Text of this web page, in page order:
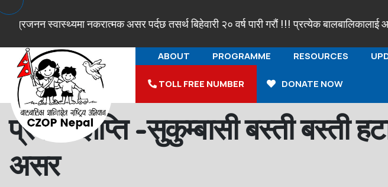
स्वास्थ्यमा नकरात्मक असर पर्दछ तसर्थ बिहेवारी २० वर्ष पारी गरौं !!! प्रत्येक बालबालिकालाई
ABOUT PROGRAMME RESOURCES
TOLL FREE NUMBER DONATE NOW
प्रेस विज्ञप्ति -सुकुम्बासी बस्ती बस्ती
असर